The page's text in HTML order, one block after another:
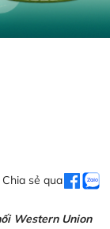
Chia sẻ qua
Western Union